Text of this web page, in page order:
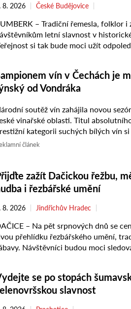
8. 2026 České Budějovice
– Tradiční řemesla, folklor i
letní slavnost v
si tak bude moci užít
vín v Čechách je
od Vondráka
soutěž vín zahájila novou
vinařské oblasti. Titul
kategorii suchých bílých vín
z Mělníka ...
článek
zažít Dačickou řežbu,
i řezbářské umění
8. 2026 Jindřichův Hradec
– Na pět srpnových dnů se
přehlídku řezbářského umění,
Návštěvníci budou moci
se po stopách
slavnost